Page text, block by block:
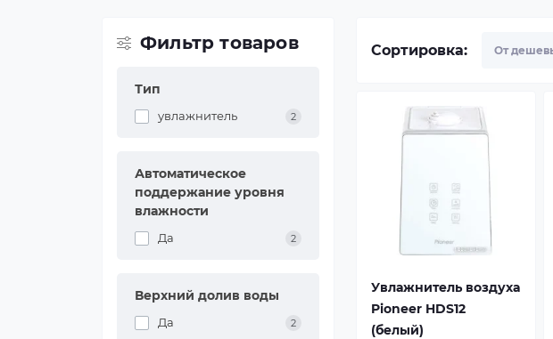
Фильтр товаров
Тип
увлажнитель 2
Автоматическое
поддержание уровня
влажности
Да 2
Верхний долив воды
Да 2
Сортировка:
Увлажнитель воздуха
Pioneer HDS12
(белый)